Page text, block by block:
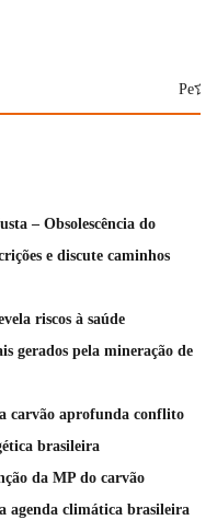
– Obsolescência do
e discute caminhos
riscos à saúde
gerados pela mineração de
carvão aprofunda conflito
brasileira
da MP do carvão
agenda climática brasileira